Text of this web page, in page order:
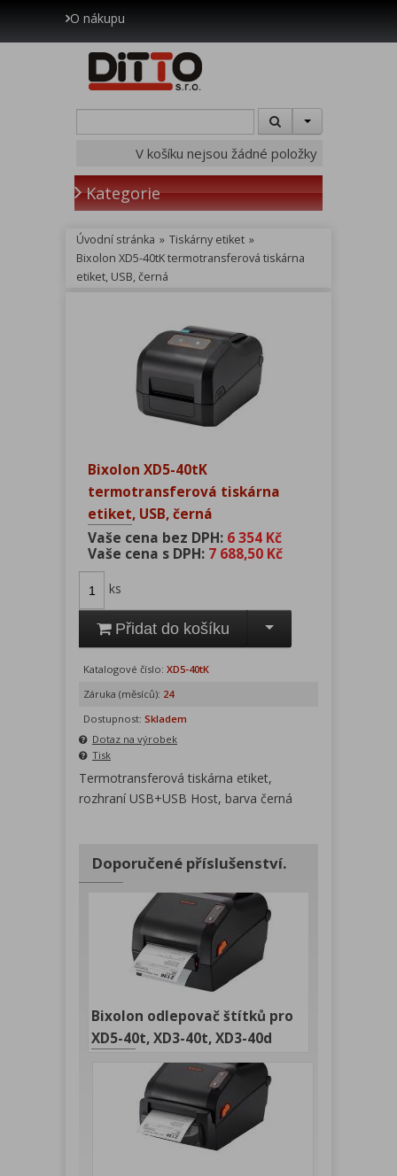
O nákupu
V košíku nejsou žádné položky
Kategorie
Úvodní stránka » Tiskárny etiket »
Bixolon XD5-40tK termotransferová tiskárna
etiket, USB, černá
Bixolon XD5-40tK
termotransferová tiskárna
etiket, USB, černá
Vaše cena bez DPH: 6 354 Kč
Vaše cena s DPH: 7 688,50 Kč
ks
Přidat do košíku
Katalogové číslo: XD5-40tK
Záruka (měsíců): 24
Dostupnost: Skladem
Dotaz na výrobek
Tisk
Termotransferová tiskárna etiket,
rozhraní USB+USB Host, barva černá
Doporučené příslušenství.
Bixolon odlepovač štítků pro
XD5-40t, XD3-40t, XD3-40d